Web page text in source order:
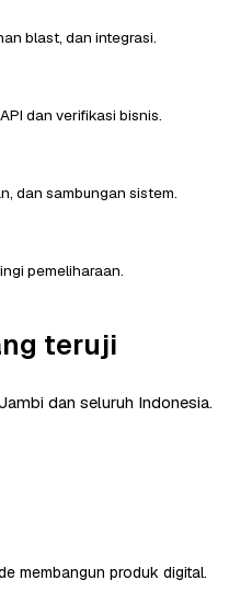
blast, dan integrasi.
dan verifikasi bisnis.
dan sambungan sistem.
pemeliharaan.
teruji
dan seluruh Indonesia.
membangun produk digital.